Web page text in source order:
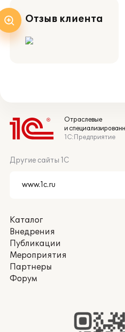
Отзыв клиента
Отраслевые
и
1С:Предприятие
Другие сайты 1С
Каталог
Внедрения
Публикации
Мероприятия
Партнеры
Форум